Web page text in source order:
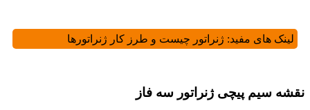
لینک های مفید: ژنراتور چیست و طرز کار ژنراتورها
نقشه سیم پیچی ژنراتور سه فاز